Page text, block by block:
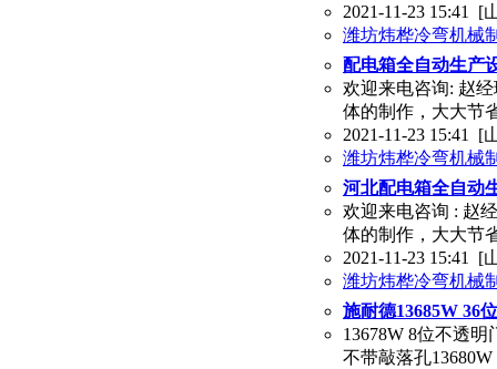
2021-11-23 15:41 [
潍坊炜桦冷弯机械
配电箱全自动生产
欢迎来电咨询: 赵
体的制作，大大节
2021-11-23 15:41 [
潍坊炜桦冷弯机械
河北配电箱全自动
欢迎来电咨询 : 赵
体的制作，大大节
2021-11-23 15:41 [
潍坊炜桦冷弯机械
施耐德13685W 36
13678W 8位不透
不带敲落孔